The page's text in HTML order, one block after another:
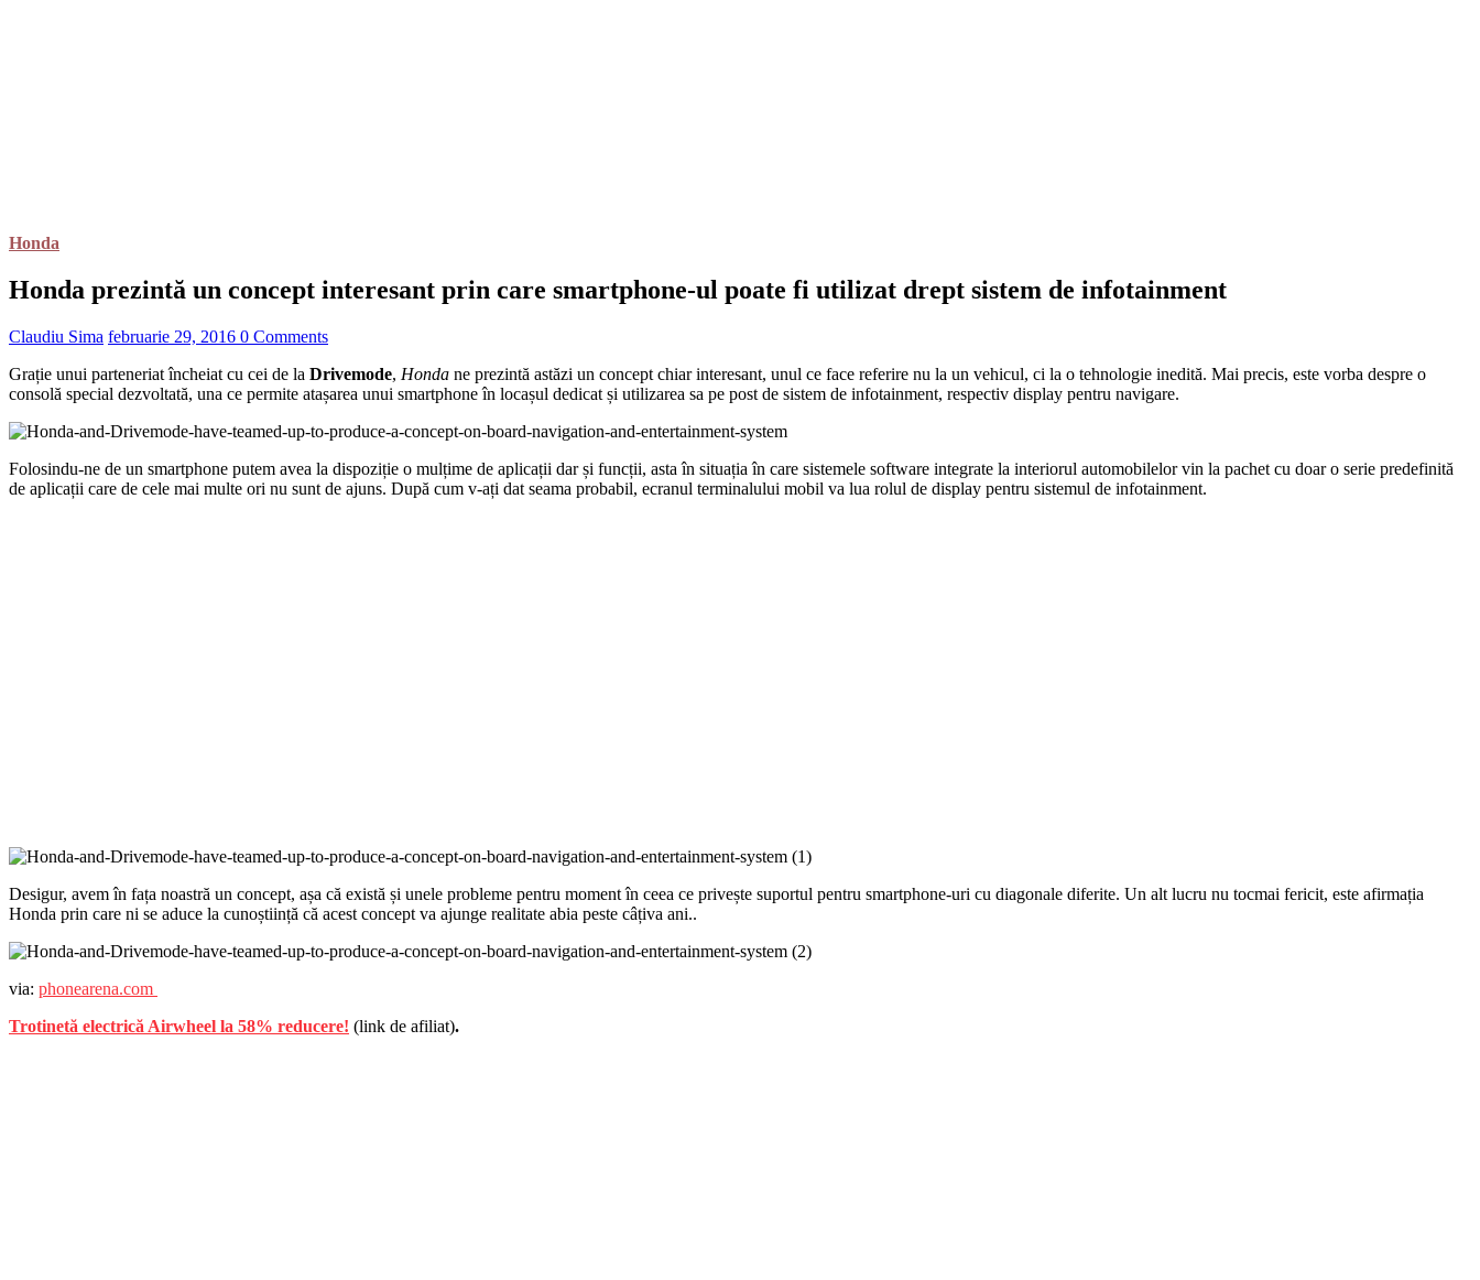
Honda
Honda prezintă un concept interesant prin care smartphone-ul poate fi utilizat drept sistem de infotainment
Claudiu Sima februarie 29, 2016 0 Comments
Grație unui parteneriat încheiat cu cei de la Drivemode, Honda ne prezintă astăzi un concept chiar interesant, unul ce face referire nu la un vehicul, ci la o tehnologie inedită. Mai precis, este vorba despre o
consolă special dezvoltată, una ce permite atașarea unui smartphone în locașul dedicat și utilizarea sa pe post de sistem de infotainment, respectiv display pentru navigare.
Folosindu-ne de un smartphone putem avea la dispoziție o mulțime de aplicații dar și funcții, asta în situația în care sistemele software integrate la interiorul automobilelor vin la pachet cu doar o serie predefinită
de aplicații care de cele mai multe ori nu sunt de ajuns. După cum v-ați dat seama probabil, ecranul terminalului mobil va lua rolul de display pentru sistemul de infotainment.
Desigur, avem în fața noastră un concept, așa că există și unele probleme pentru moment în ceea ce privește suportul pentru smartphone-uri cu diagonale diferite. Un alt lucru nu tocmai fericit, este afirmația
Honda prin care ni se aduce la cunoștiință că acest concept va ajunge realitate abia peste câțiva ani..
via: phonearena.com
Trotinetă electrică Airwheel la 58% reducere! (link de afiliat).